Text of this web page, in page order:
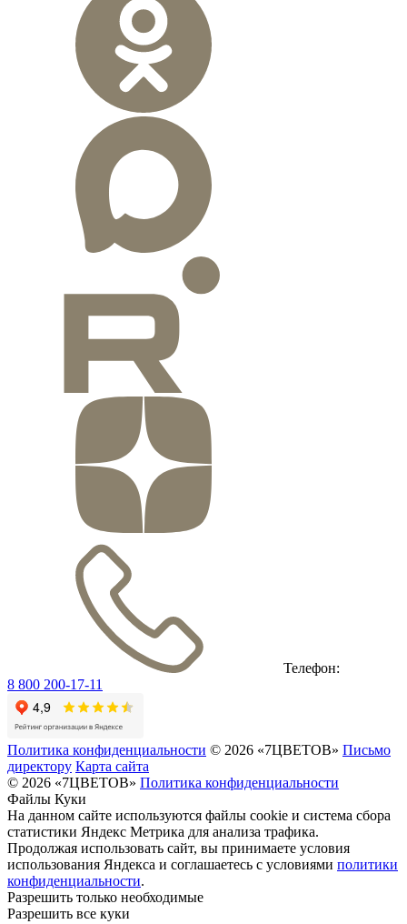
Телефон:
8 800 200-17-11
Политика конфиденциальности © 2026 «7ЦВЕТОВ» Письмо
директору Карта сайта
© 2026 «7ЦВЕТОВ» Политика конфиденциальности
Файлы Куки
На данном сайте используются файлы cookie и система сбора
статистики Яндекс Метрика для анализа трафика.
Продолжая использовать сайт, вы принимаете условия
использования Яндекса и соглашаетесь с условиями политики
конфиденциальности.
Разрешить только необходимые
Разрешить все куки